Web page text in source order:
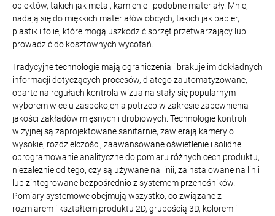
obiektów, takich jak metal, kamienie i podobne materiały. Mniej
nadają się do miękkich materiałów obcych, takich jak papier,
plastik i folie, które mogą uszkodzić sprzęt przetwarzający lub
prowadzić do kosztownych wycofań.
Tradycyjne technologie mają ograniczenia i brakuje im dokładnych
informacji dotyczących procesów, dlatego zautomatyzowane,
oparte na regułach kontrola wizualna stały się popularnym
wyborem w celu zaspokojenia potrzeb w zakresie zapewnienia
jakości zakładów mięsnych i drobiowych. Technologie kontroli
wizyjnej są zaprojektowane sanitarnie, zawierają kamery o
wysokiej rozdzielczości, zaawansowane oświetlenie i solidne
oprogramowanie analityczne do pomiaru różnych cech produktu,
niezależnie od tego, czy są używane na linii, zainstalowane na linii
lub zintegrowane bezpośrednio z systemem przenośników.
Pomiary systemowe obejmują wszystko, co związane z
rozmiarem i kształtem produktu 2D, grubością 3D, kolorem i